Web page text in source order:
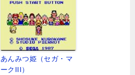
あんみつ姫（セガ・マ
ークIII）